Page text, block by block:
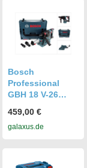
Bosch
Professional
GBH 18 V-26
Bohrhammer
Professional
Staubabsaugung
459,00 €
galaxus.de